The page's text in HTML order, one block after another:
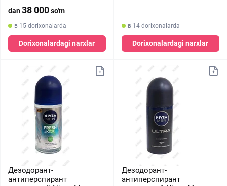
dan38 000so'm
в 15 dorixonalarda
Dorixonalardagi narxlar
в 14 dorixonalarda
Dorixonalardagi narxlar
Дезодорант-
антиперспирант
Дезодорант-
антиперспирант